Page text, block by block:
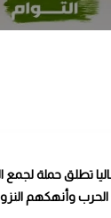
تطلق حملة لجمع
وأنهكهم